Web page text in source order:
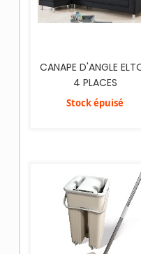
CANAPE D'ANGLE
4 PLACES
Stock épuisé